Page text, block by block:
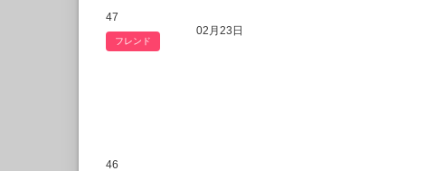
47
フレンド
02月23日
46